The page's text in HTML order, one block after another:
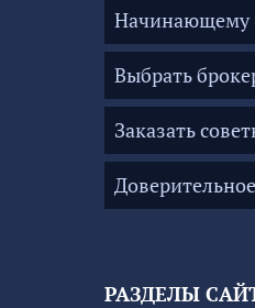
РАЗДЕЛЫ
Начинающему
Выбрать
Заказать